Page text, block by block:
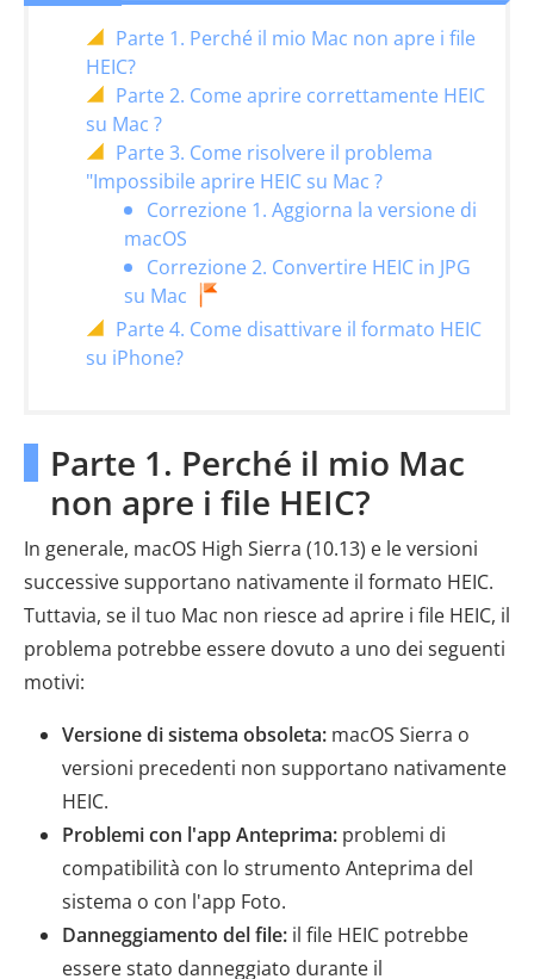
Parte 1. Perché il mio Mac non apre i file
HEIC?
Parte 2. Come aprire correttamente HEIC
su Mac ?
Parte 3. Come risolvere il problema
"Impossibile aprire HEIC su Mac ?
Correzione 1. Aggiorna la versione di
macOS
Correzione 2. Convertire HEIC in JPG
su Mac
Parte 4. Come disattivare il formato HEIC
su iPhone?
Parte 1. Perché il mio Mac
non apre i file HEIC?
In generale, macOS High Sierra (10.13) e le versioni
successive supportano nativamente il formato HEIC.
Tuttavia, se il tuo Mac non riesce ad aprire i file HEIC, il
problema potrebbe essere dovuto a uno dei seguenti
motivi:
Versione di sistema obsoleta: macOS Sierra o
versioni precedenti non supportano nativamente
HEIC.
Problemi con l'app Anteprima: problemi di
compatibilità con lo strumento Anteprima del
sistema o con l'app Foto.
Danneggiamento del file: il file HEIC potrebbe
essere stato danneggiato durante il